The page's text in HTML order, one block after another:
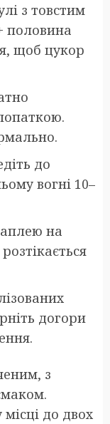
з товстим
половина
щоб цукор
до
вогні 10–
на
догори
з
до двох